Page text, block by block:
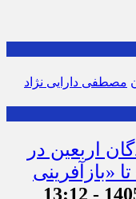
مصطفی دارایی نژاد
اربعین در
«بازآفرینی